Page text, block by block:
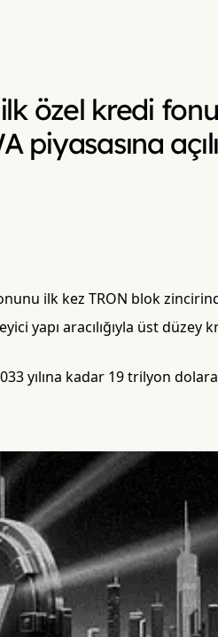
özel kredi
piyasasına
ilk kez TRON blok
yapı aracılığıyla üst düzey
yılına kadar 19 trilyon